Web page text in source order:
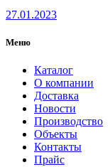
27.01.2023
Меню
Каталог
О компании
Доставка
Новости
Производство
Объекты
Контакты
Прайс